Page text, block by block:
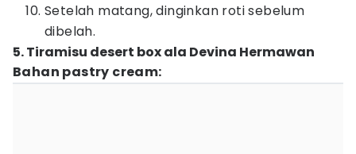
Setelah matang, dinginkan roti sebelum
dibelah.
5. Tiramisu desert box ala Devina Hermawan
Bahan pastry cream: